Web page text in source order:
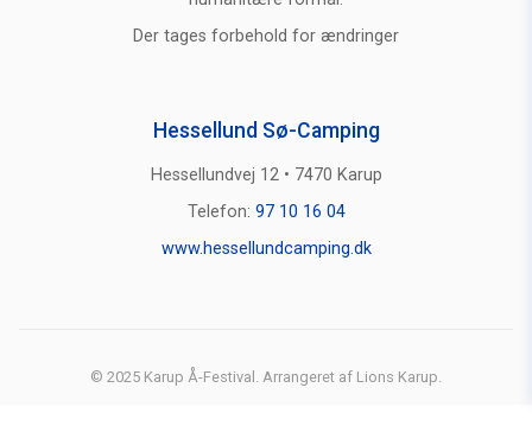
Der tages forbehold for ændringer
Hessellund Sø-Camping
Hessellundvej 12 • 7470 Karup
Telefon: 97 10 16 04
www.hessellundcamping.dk
© 2025 Karup Å-Festival. Arrangeret af Lions Karup.